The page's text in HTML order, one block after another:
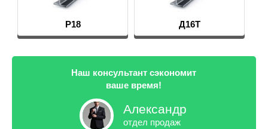
Р18 Д16Т
Наш консультант сэкономит
ваше время!
Александр
отдел продаж